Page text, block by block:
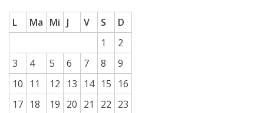
regulamente
internațională
Legislație
L Ma Mi J V S
D
1
2
3
4 5 6 7 8
9
10
11 12 13 14 15
16
17 18 19 20 21 22 23